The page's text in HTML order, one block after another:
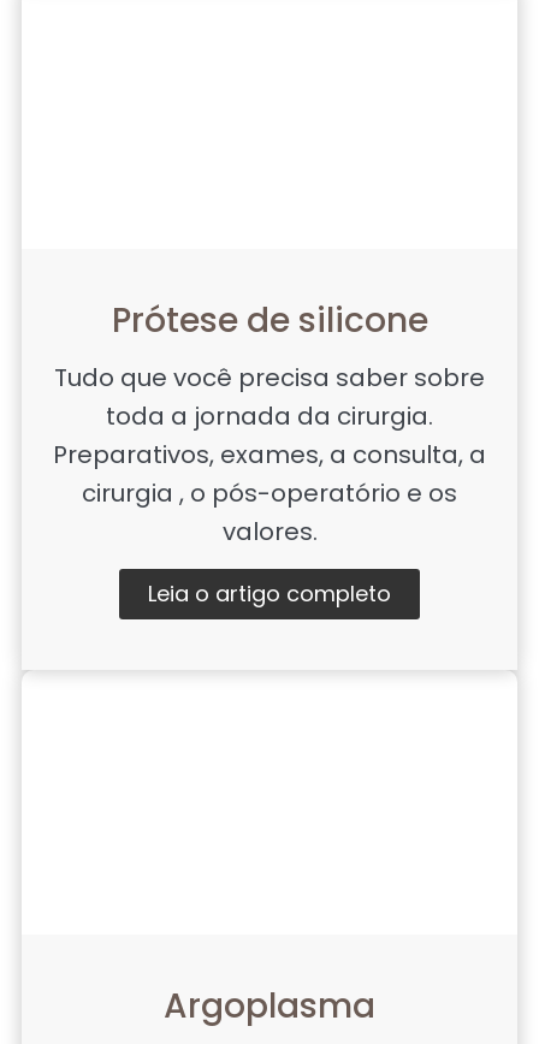
Prótese de silicone
Tudo que você precisa saber sobre
toda a jornada da cirurgia.
Preparativos, exames, a consulta, a
cirurgia , o pós-operatório e os
valores.
Leia o artigo completo
Argoplasma